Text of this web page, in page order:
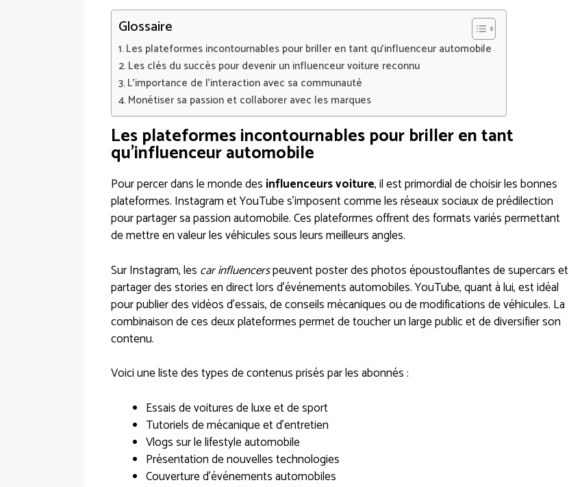
Glossaire
Les plateformes incontournables pour briller en tant qu’influenceur automobile
Les clés du succès pour devenir un influenceur voiture reconnu
L’importance de l’interaction avec sa communauté
Monétiser sa passion et collaborer avec les marques
Les plateformes incontournables pour briller en tant
qu’influenceur automobile
Pour percer dans le monde des influenceurs voiture, il est primordial de choisir les bonnes
plateformes. Instagram et YouTube s’imposent comme les réseaux sociaux de prédilection
pour partager sa passion automobile. Ces plateformes offrent des formats variés permettant
de mettre en valeur les véhicules sous leurs meilleurs angles.
Sur Instagram, les car influencerspeuvent poster des photos époustouflantes de supercars et
partager des stories en direct lors d’événements automobiles. YouTube, quant à lui, est idéal
pour publier des vidéos d’essais, de conseils mécaniques ou de modifications de véhicules. La
combinaison de ces deux plateformes permet de toucher un large public et de diversifier son
contenu.
Voici une liste des types de contenus prisés par les abonnés :
Essais de voitures de luxe et de sport
Tutoriels de mécanique et d’entretien
Vlogs sur le lifestyle automobile
Présentation de nouvelles technologies
Couverture d’événements automobiles